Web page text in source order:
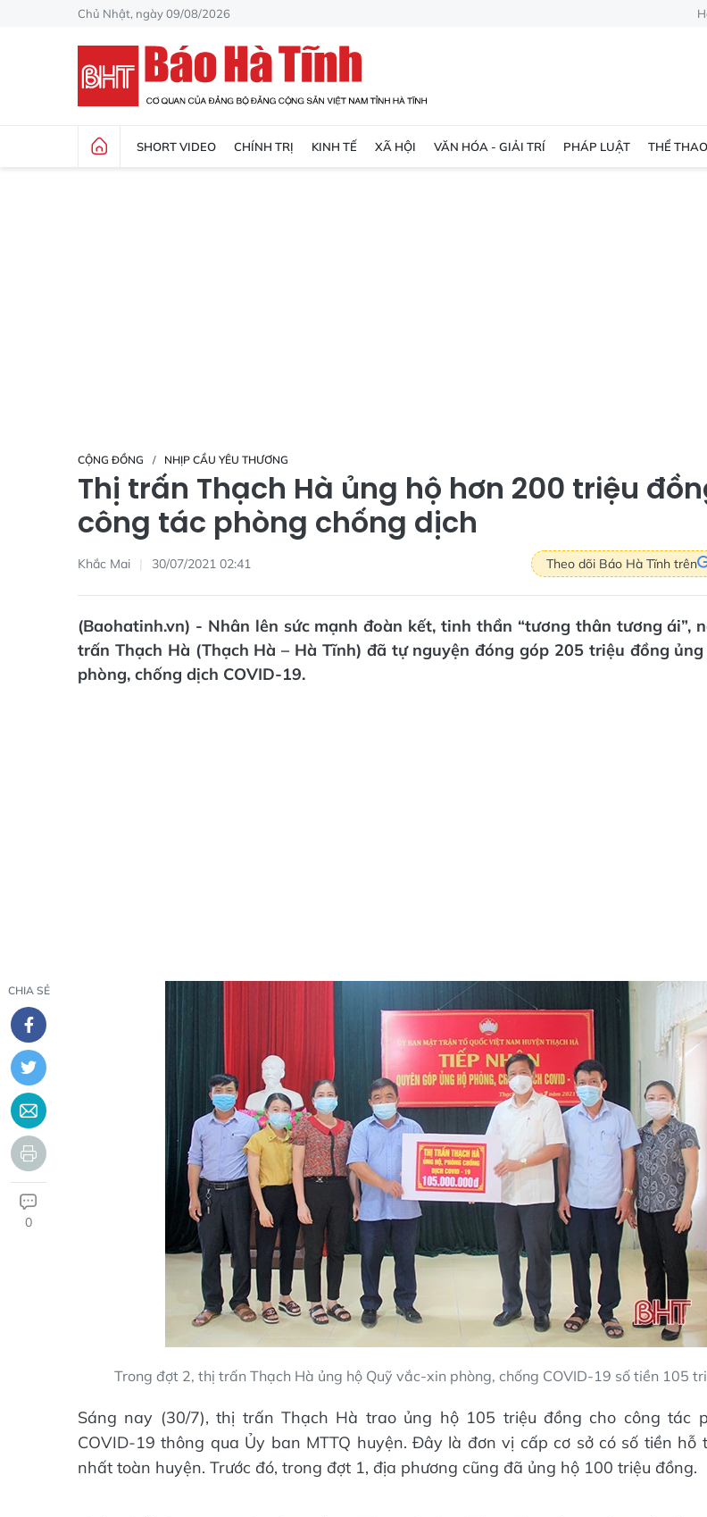
Chủ Nhật, ngày 09/08/2026
SHORT VIDEO CHÍNH TRỊ KINH TẾ XÃ HỘI VĂN HÓA - GIẢI TRÍ PHÁP LUẬT THỂ THAO
CỘNG ĐỒNG NHỊP CẦU YÊU THƯƠNG
Thị trấn Thạch Hà ủng hộ hơn 200 triệu
công tác phòng chống dịch
Khắc Mai 30/07/2021 02:41 Theo dõi Báo Hà Tĩnh trên
(Baohatinh.vn) - Nhân lên sức mạnh đoàn kết, tinh thần “tương thân tương ái”,
trấn Thạch Hà (Thạch Hà – Hà Tĩnh) đã tự nguyện đóng góp 205 triệu đồng
phòng, chống dịch COVID-19.
CHIA SẺ
0
Trong đợt 2, thị trấn Thạch Hà ủng hộ Quỹ vắc-xin phòng, chống COVID-19 số tiền 105
Sáng nay (30/7), thị trấn Thạch Hà trao ủng hộ 105 triệu đồng cho công tác
COVID-19 thông qua Ủy ban MTTQ huyện. Đây là đơn vị cấp cơ sở có số tiền hỗ
nhất toàn huyện. Trước đó, trong đợt 1, địa phương cũng đã ủng hộ 100 triệu đồng.